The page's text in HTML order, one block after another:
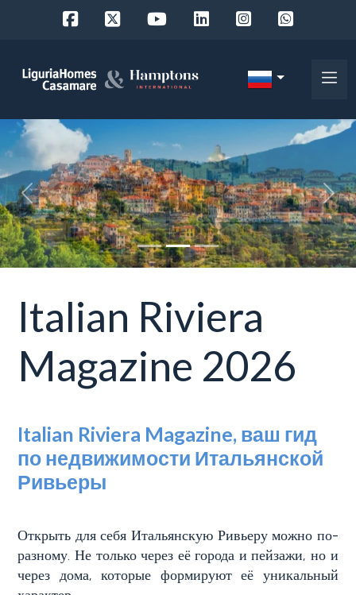
« »
Italian Riviera
Magazine 2026
Italian Riviera Magazine, ваш гид
по недвижимости Итальянской
Ривьеры
Открыть для себя Итальянскую Ривьеру можно по-
разному. Не только через её города и пейзажи, но и
через дома, которые формируют её уникальный
EN
RU
О
Наши
услуги
Продажа
Блог
Избранное
Выберите
место
поиска
выберите район
квартиры
(Вилла,
квартира)
множественный